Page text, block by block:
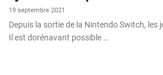
19 septembre 2021
Depuis la sortie de la Nintendo Switch, les
Il est dorénavant possible …